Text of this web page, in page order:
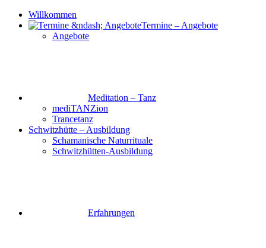
Willkommen
Termine – Angebote
Meditation – Tanz
Schwitzhütte – Ausbildung
Schamanische Naturrituale
Schwitzhütten-Ausbildung
Erfahrungen